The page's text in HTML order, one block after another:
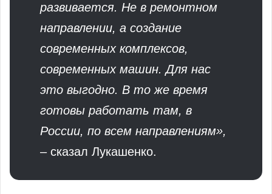
развивается. Не в ремонтном
направлении, а создание
современных комплексов,
современных машин. Для нас
это выгодно. В то же время
готовы работать там, в
России, по всем направлениям»,
– сказал Лукашенко.